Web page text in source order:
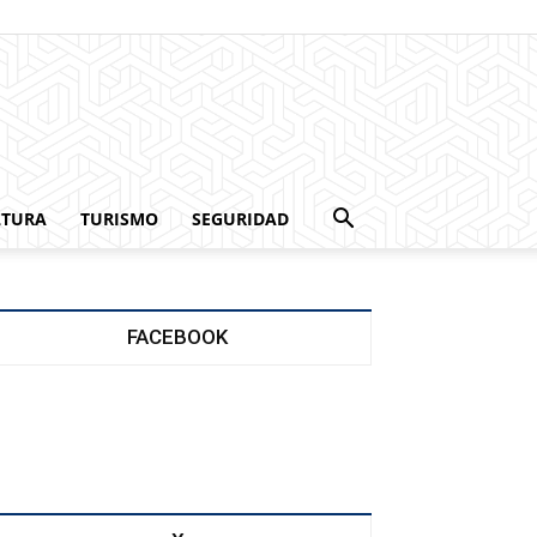
TURISMO SEGURIDAD
FACEBOOK